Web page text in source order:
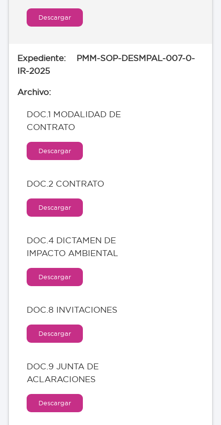
Descargar
PMM-SOP-DESMPAL-007-0-
IR-2025
DOC.1 MODALIDAD DE
CONTRATO
Descargar
DOC.2 CONTRATO
Descargar
DOC.4 DICTAMEN DE
IMPACTO AMBIENTAL
Descargar
DOC.8 INVITACIONES
Descargar
DOC.9 JUNTA DE
ACLARACIONES
Descargar